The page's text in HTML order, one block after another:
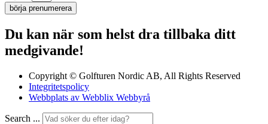
börja prenumerera
Du kan när som helst dra tillbaka ditt
medgivande!
Copyright © Golfturen Nordic AB, All Rights Reserved
Integritetspolicy
Webbplats av Webblix Webbyrå
Search ...